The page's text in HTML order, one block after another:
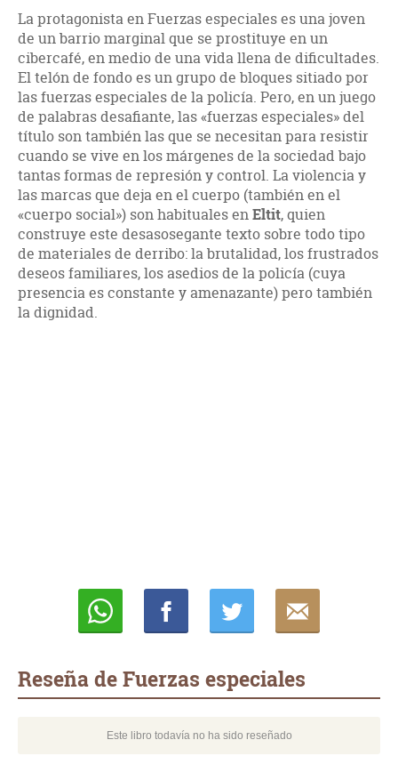
La protagonista en Fuerzas especiales es una joven
de un barrio marginal que se prostituye en un
cibercafé, en medio de una vida llena de dificultades.
El telón de fondo es un grupo de bloques sitiado por
las fuerzas especiales de la policía. Pero, en un juego
de palabras desafiante, las «fuerzas especiales» del
título son también las que se necesitan para resistir
cuando se vive en los márgenes de la sociedad bajo
tantas formas de represión y control. La violencia y
las marcas que deja en el cuerpo (también en el
«cuerpo social») son habituales enEltit, quien
construye este desasosegante texto sobre todo tipo
de materiales de derribo: la brutalidad, los frustrados
deseos familiares, los asedios de la policía (cuya
presencia es constante y amenazante) pero también
la dignidad.
Reseña de Fuerzas especiales
Este libro todavía no ha sido reseñado